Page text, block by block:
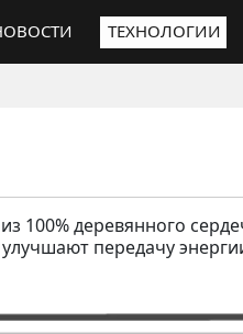
ТЕХНОЛОГИИ
100% деревянного
передачу